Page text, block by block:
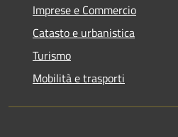
Imprese e Commercio
Catasto e urbanistica
Turismo
Mobilità e trasporti